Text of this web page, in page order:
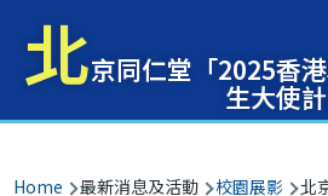
北京同仁堂「2025香
生大使
Breadcrumb
Home 最新消息及活動 校園展影 北